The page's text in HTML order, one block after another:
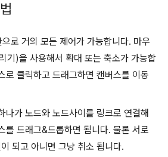
로 거의 모든 제어가 가능합니다. 마우
기)을 사용해서 확대 또는 축소가 가능합
로 클릭하고 드래그하면 캔버스를 이동
나가 노드와 노드사이를 링크로 연결해
를 드래그&드롭하면 됩니다. 물론 서로
되고 아니면 그냥 취소 됩니다.